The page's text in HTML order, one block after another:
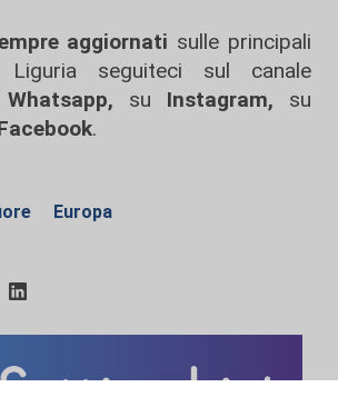
aggiornati sulle principali
seguiteci sul canale
Whatsapp, su Instagram, su
.
Europa